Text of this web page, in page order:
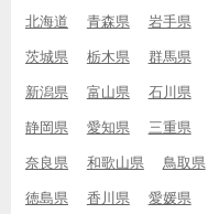
北海道 青森県 岩手県
茨城県 栃木県 群馬県
新潟県 富山県 石川県
静岡県 愛知県 三重県
奈良県 和歌山県 鳥取県
徳島県 香川県 愛媛県